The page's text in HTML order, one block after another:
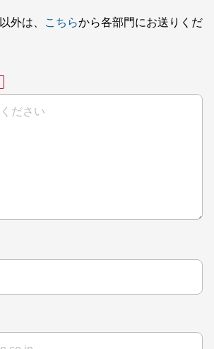
外は、
こちらから各部門にお送りくだ